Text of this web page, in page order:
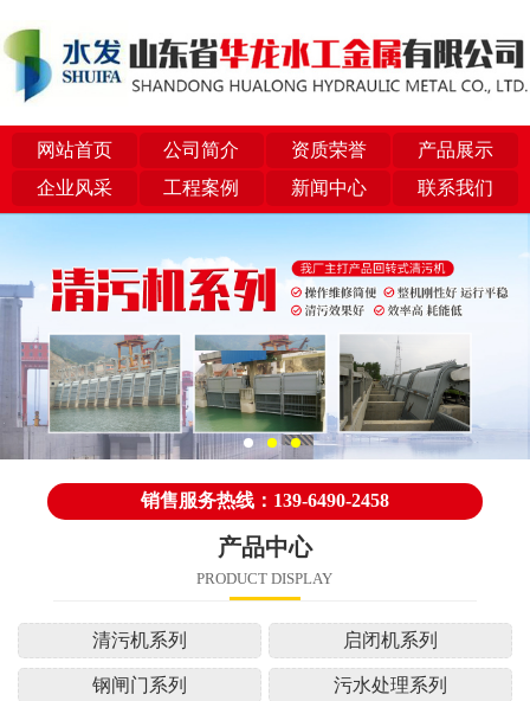
网站首页 公司简介 资质荣誉
产品展示
企业风采
工程案例 新闻中心 联系我们
销售服务热线：139-6490-2458
产品中心
PRODUCT DISPLAY
清污机系列 启闭机系列
钢闸门系列 污水处理系列